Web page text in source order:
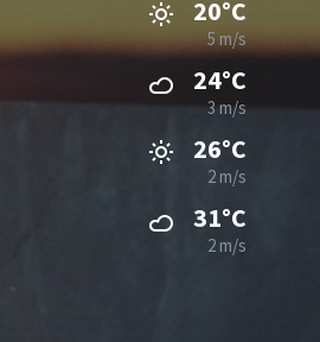
20°C
5 m/s
24°C
3 m/s
26°C
2 m/s
31°C
2 m/s